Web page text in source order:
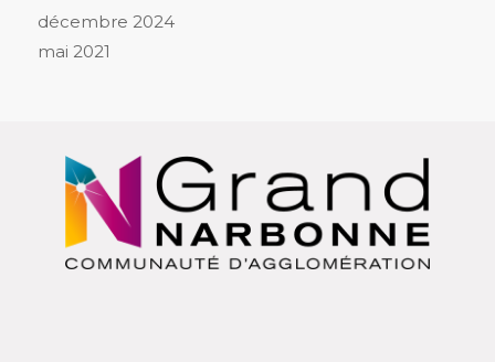
décembre 2024
mai 2021